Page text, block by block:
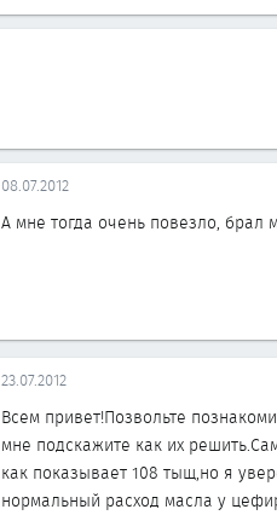
08.07.2012
А мне тогда очень повезло,
23.07.2012
Всем привет!Позвольте
мне подскажите как их
как показывает 108 тыщ,но я
нормальный расход масла у